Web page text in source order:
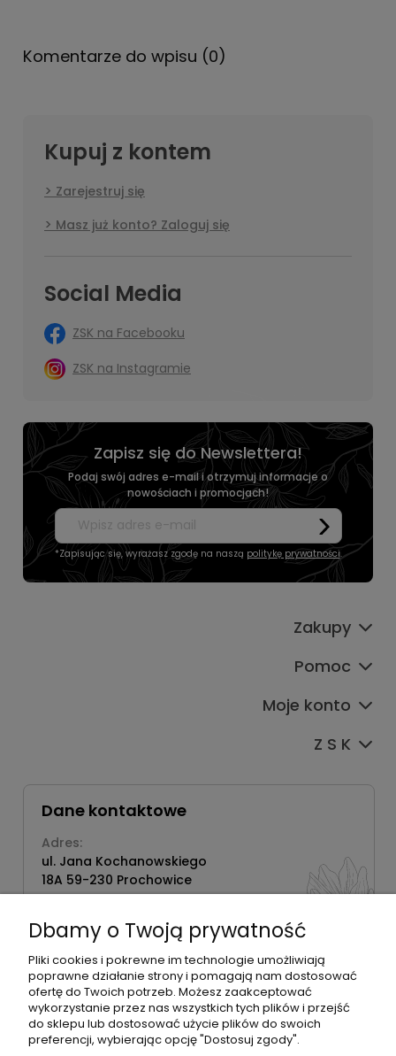
Komentarze do wpisu (0)
Kupuj z kontem
Zarejestruj się
Masz już konto? Zaloguj się
Social Media
ZSK na Facebooku
ZSK na Instagramie
Zapisz się do Newslettera!
Podaj swój adres e-mail i otrzymuj informacje o
nowościach i promocjach!
*Zapisując się, wyrażasz zgodę na naszą politykę prywatności.
Zakupy
Pomoc
Moje konto
Z S K
Dane kontaktowe
Adres:
ul. Jana Kochanowskiego
18A 59-230 Prochowice
Numer NIP:
Telefon:
518358020
©2026 Wszelkie Prawa Zastrzeżone | Zrób Sobie Krem
Dbamy o Twoją prywatność
Pliki cookies i pokrewne im technologie umożliwiają
poprawne działanie strony i pomagają nam dostosować
ofertę do Twoich potrzeb. Możesz zaakceptować
wykorzystanie przez nas wszystkich tych plików i przejść
do sklepu lub dostosować użycie plików do swoich
preferencji, wybierając opcję "Dostosuj zgody".